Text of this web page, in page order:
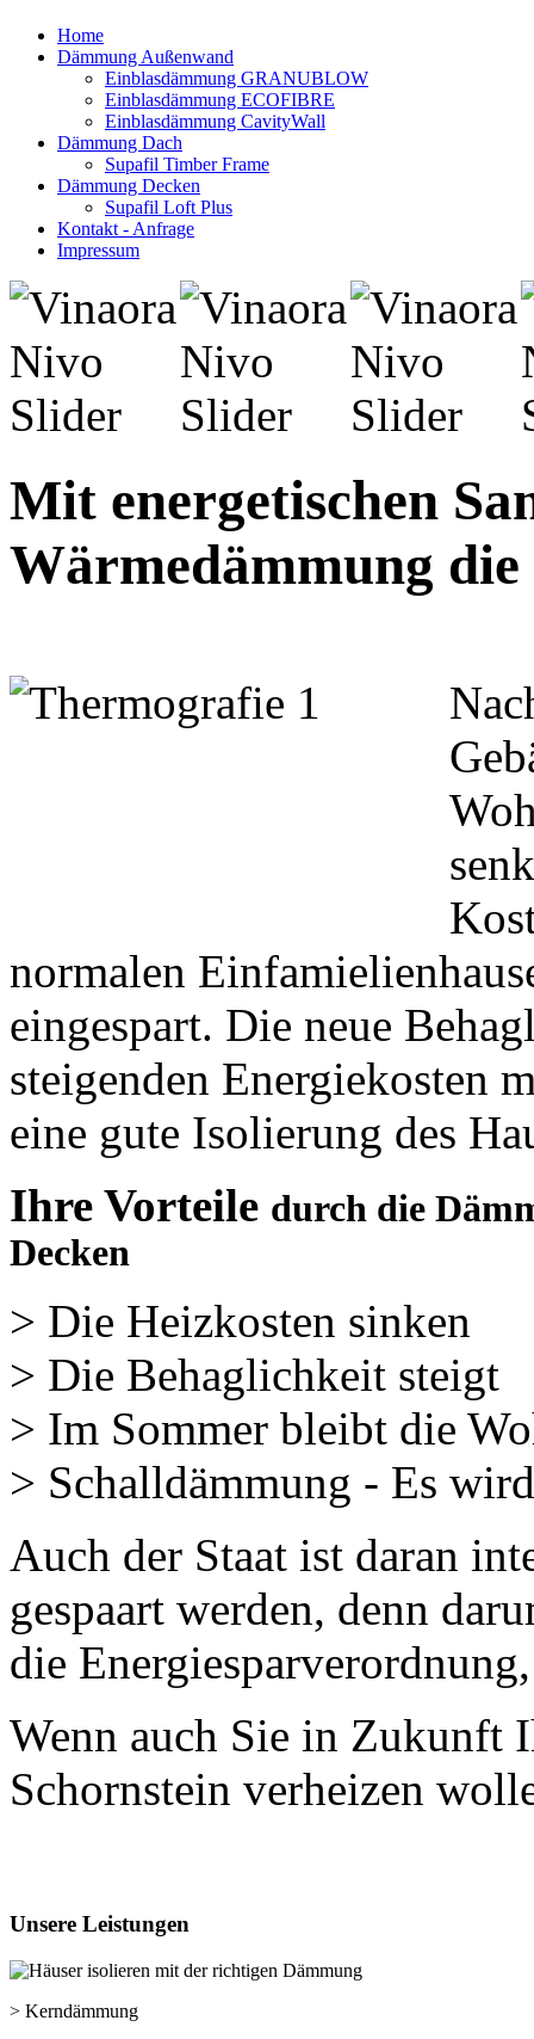
Home
Dämmung Außenwand
Einblasdämmung GRANUBLOW
Einblasdämmung ECOFIBRE
Einblasdämmung CavityWall
Dämmung Dach
Supafil Timber Frame
Dämmung Decken
Supafil Loft Plus
Kontakt - Anfrage
Impressum
Mit energetischen
Wärmedämmung die
normalen
eingespart. Die neue
steigenden Energiekosten
eine gute Isolierung des
Ihre Vorteile durch die
Decken
> Die Heizkosten sinken
> Die Behaglichkeit steigt
> Im Sommer bleibt die
> Schalldämmung - Es
Auch der Staat ist daran
gespaart werden, denn
die
Wenn auch Sie in Zukunft
Schornstein verheizen
Unsere Leistungen
> Kerndämmung